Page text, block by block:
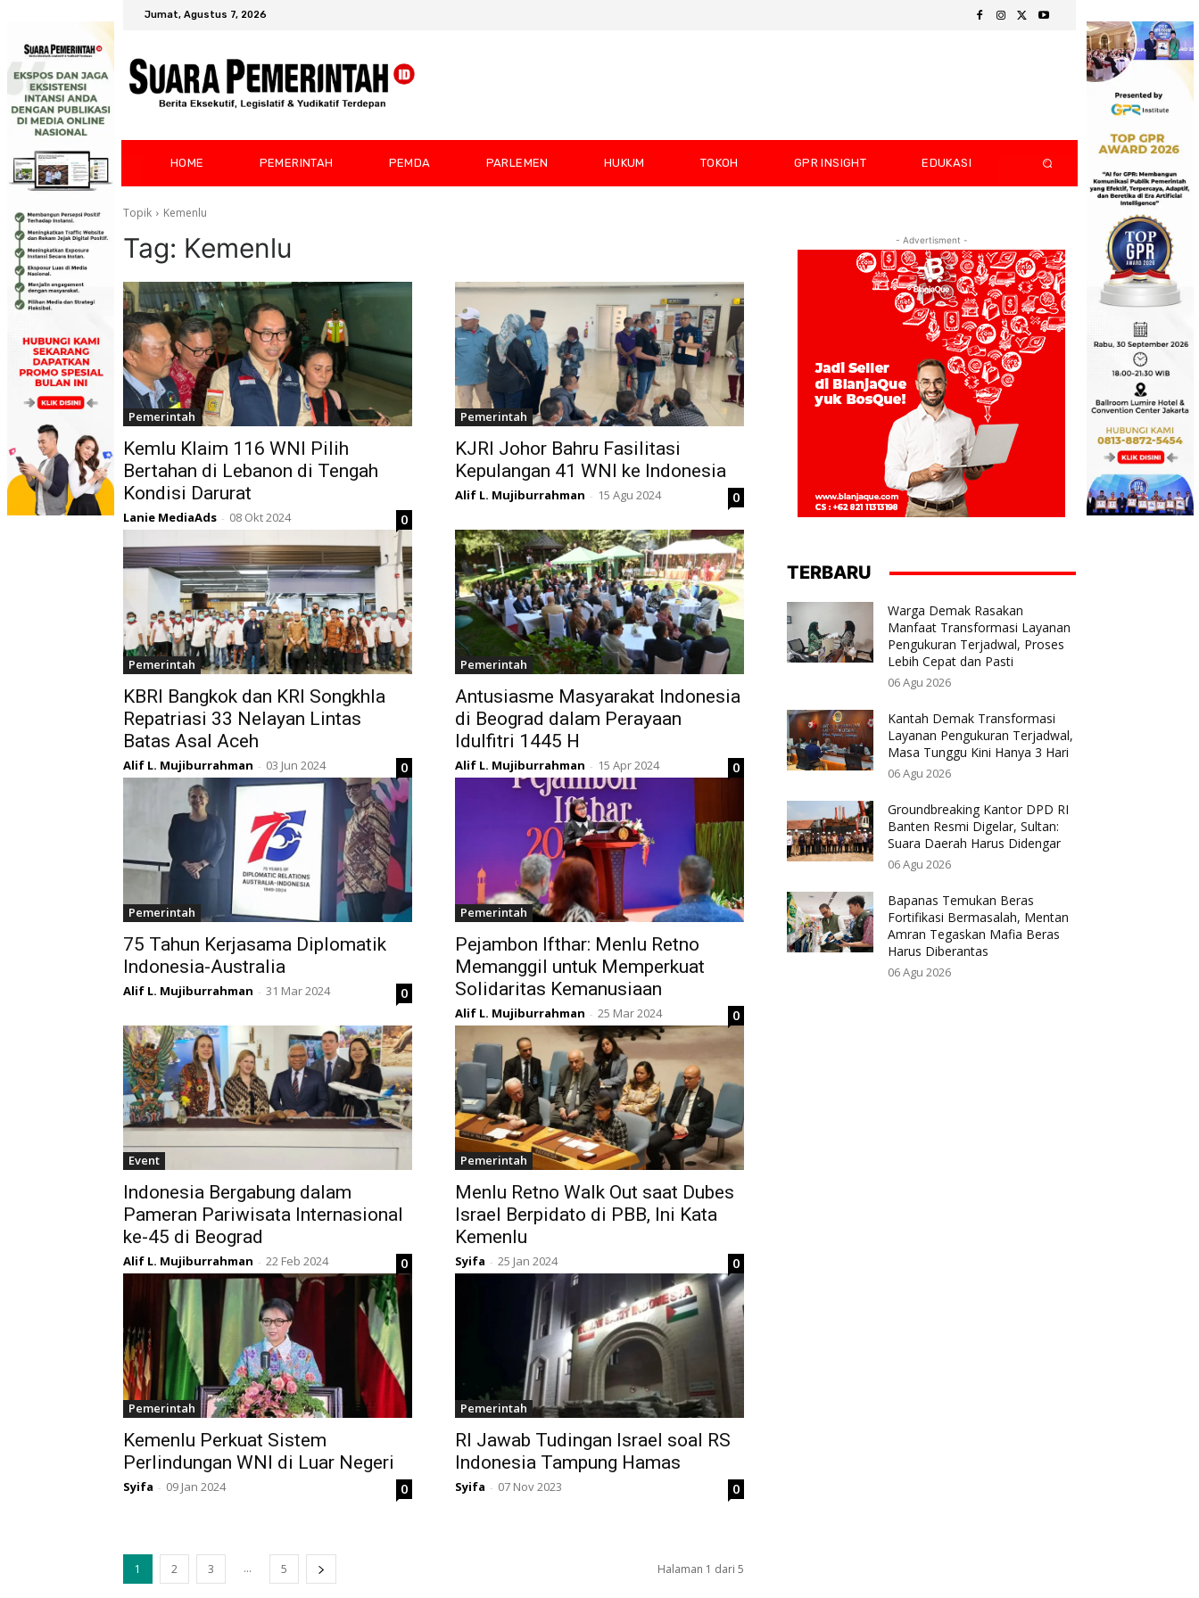
Jumat, Agustus 7, 2026
HOME PEMERINTAH PEMDA PARLEMEN HUKUM TOKOH GPR INSIGHT EDUKASI
Topik Kemenlu
Tag: Kemenlu
Pemerintah
Kemlu Klaim 116 WNI Pilih
Bertahan di Lebanon di Tengah
Kondisi Darurat
Lanie MediaAds - 08 Okt 2024 0
Pemerintah
KJRI Johor Bahru Fasilitasi
Kepulangan 41 WNI ke Indonesia
Alif L. Mujiburrahman - 15 Agu 2024 0
Pemerintah
KBRI Bangkok dan KRI Songkhla
Repatriasi 33 Nelayan Lintas
Batas Asal Aceh
Alif L. Mujiburrahman - 03 Jun 2024 0
Pemerintah
Antusiasme Masyarakat Indonesia
di Beograd dalam Perayaan
Idulfitri 1445 H
Alif L. Mujiburrahman - 15 Apr 2024 0
Pemerintah
75 Tahun Kerjasama Diplomatik
Indonesia-Australia
Alif L. Mujiburrahman - 31 Mar 2024 0
Pemerintah
Pejambon Ifthar: Menlu Retno
Memanggil untuk Memperkuat
Solidaritas Kemanusiaan
Alif L. Mujiburrahman - 25 Mar 2024 0
Event
Indonesia Bergabung dalam
Pameran Pariwisata Internasional
ke-45 di Beograd
Alif L. Mujiburrahman - 22 Feb 2024 0
Pemerintah
Menlu Retno Walk Out saat Dubes
Israel Berpidato di PBB, Ini Kata
Kemenlu
Syifa - 25 Jan 2024 0
Pemerintah
Kemenlu Perkuat Sistem
Perlindungan WNI di Luar Negeri
Syifa - 09 Jan 2024 0
Pemerintah
RI Jawab Tudingan Israel soal RS
Indonesia Tampung Hamas
Syifa - 07 Nov 2023 0
1 2 3 ... 5 Halaman 1 dari 5
- Advertisment -
TERBARU
Warga Demak Rasakan
Manfaat Transformasi Layanan
Pengukuran Terjadwal, Proses
Lebih Cepat dan Pasti
06 Agu 2026
Kantah Demak Transformasi
Layanan Pengukuran Terjadwal,
Masa Tunggu Kini Hanya 3 Hari
06 Agu 2026
Groundbreaking Kantor DPD RI
Banten Resmi Digelar, Sultan:
Suara Daerah Harus Didengar
06 Agu 2026
Bapanas Temukan Beras
Fortifikasi Bermasalah, Mentan
Amran Tegaskan Mafia Beras
Harus Diberantas
06 Agu 2026